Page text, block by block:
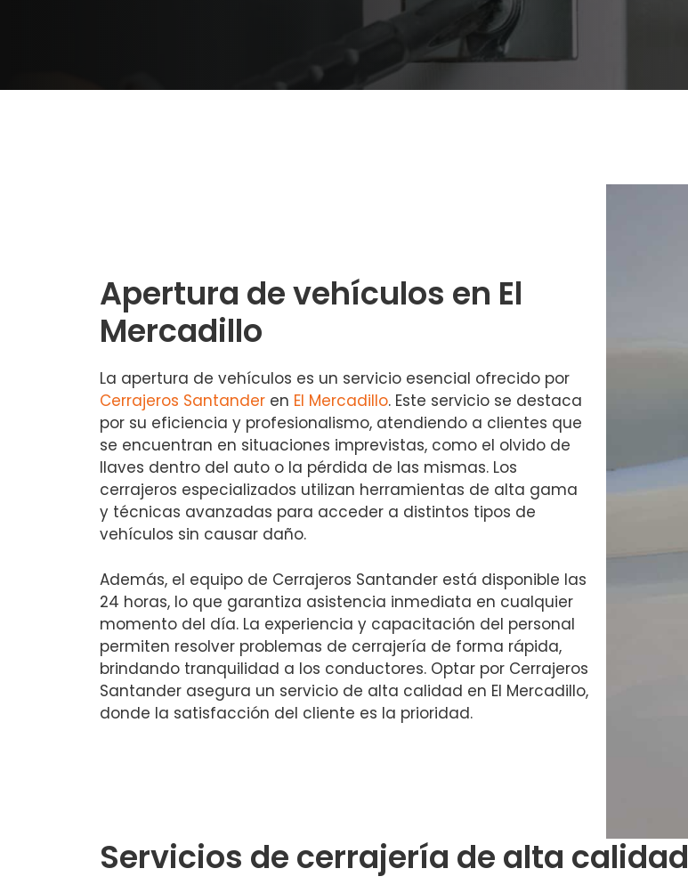
Apertura de vehículos en El
Mercadillo
La apertura de vehículos es un servicio esencial ofrecido por
Cerrajeros Santander en El Mercadillo. Este servicio se destaca
por su eficiencia y profesionalismo, atendiendo a clientes que
se encuentran en situaciones imprevistas, como el olvido de
llaves dentro del auto o la pérdida de las mismas. Los
cerrajeros especializados utilizan herramientas de alta gama
y técnicas avanzadas para acceder a distintos tipos de
vehículos sin causar daño.
Además, el equipo de Cerrajeros Santander está disponible las
24 horas, lo que garantiza asistencia inmediata en cualquier
momento del día. La experiencia y capacitación del personal
permiten resolver problemas de cerrajería de forma rápida,
brindando tranquilidad a los conductores. Optar por Cerrajeros
Santander asegura un servicio de alta calidad en El Mercadillo,
donde la satisfacción del cliente es la prioridad.
Servicios de cerrajería de alta calidad